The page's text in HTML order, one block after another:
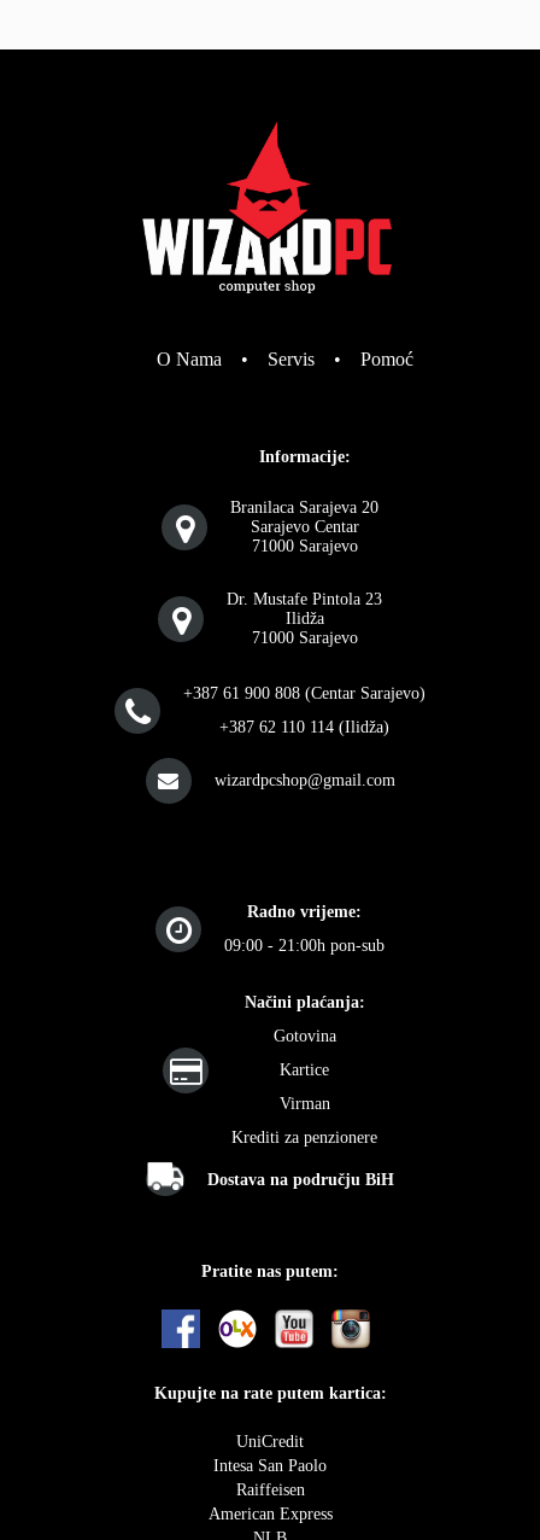
O Nama • Servis • Pomoć
Informacije:
Branilaca Sarajeva 20
Sarajevo Centar
71000 Sarajevo
Dr. Mustafe Pintola 23
Ilidža
71000 Sarajevo
+387 61 900 808 (Centar Sarajevo)
+387 62 110 114 (Ilidža)
wizardpcshop@gmail.com
Radno vrijeme:
09:00 - 21:00h pon-sub
Načini plaćanja:
Gotovina
Kartice
Virman
Krediti za penzionere
Dostava na području BiH
Pratite nas putem:
Kupujte na rate putem kartica:
UniCredit
Intesa San Paolo
Raiffeisen
American Express